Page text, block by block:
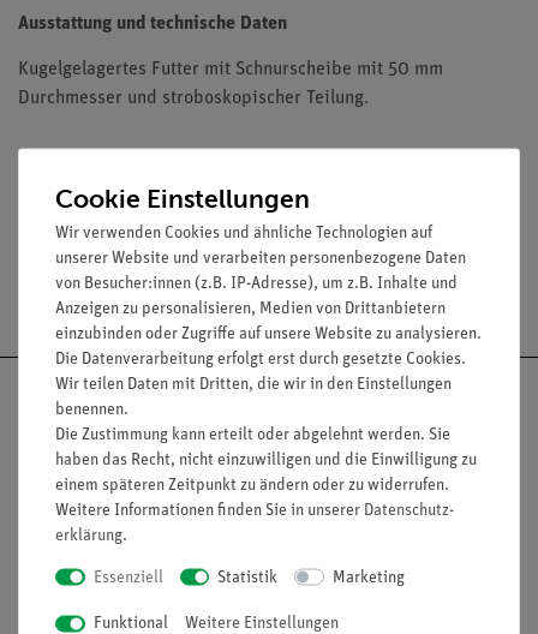
Ausstattung und technische Daten
Kugelgelagertes Futter mit Schnurscheibe mit 50 mm
Durchmesser und stroboskopischer Teilung.
Versuche
Versandkostenfrei ab 300,- €
Nach oben
Informationen Service
Cookie Einstellungen
Wir verwenden Cookies und ähnliche Technologien auf
unserer Website und verarbeiten personenbezogene Daten
von Besucher:innen (z.B. IP-Adresse), um z.B. Inhalte und
Anzeigen zu personalisieren, Medien von Drittanbietern
einzubinden oder Zugriffe auf unsere Website zu analysieren.
Die Datenverarbeitung erfolgt erst durch gesetzte Cookies.
Wir teilen Daten mit Dritten, die wir in den Einstellungen
benennen.
Die Zustimmung kann erteilt oder abgelehnt werden. Sie
haben das Recht, nicht einzuwilligen und die Einwilligung zu
einem späteren Zeitpunkt zu ändern oder zu widerrufen.
Weitere Informationen finden Sie in unserer Daten­schutz­
erklärung.
Essenziell Statistik Marketing
Funktional Weitere Einstellungen